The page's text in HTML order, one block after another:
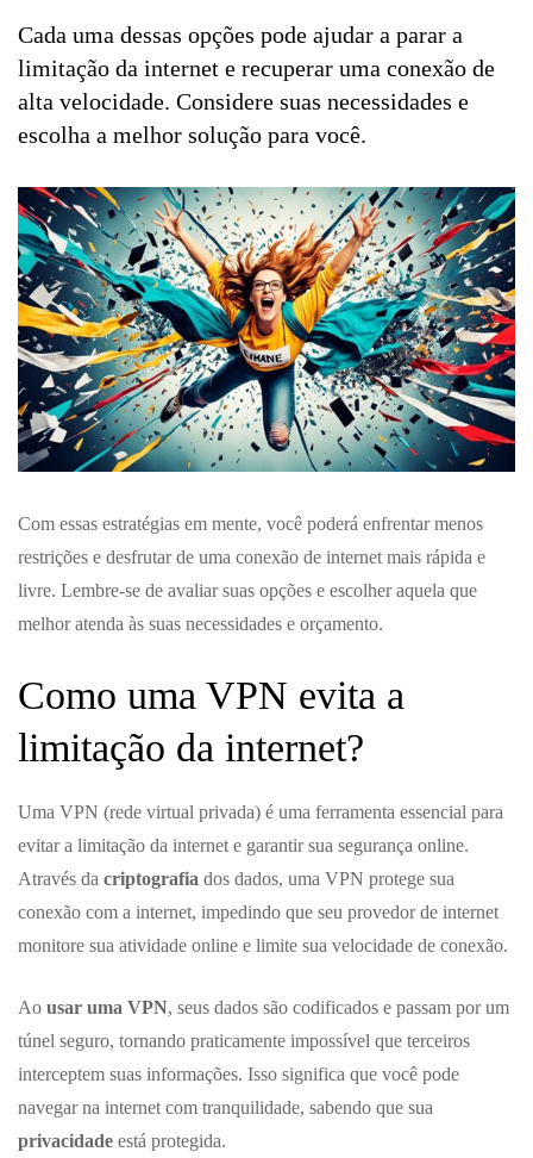
Cada uma dessas opções pode ajudar a parar a
limitação da internet e recuperar uma conexão de
alta velocidade. Considere suas necessidades e
escolha a melhor solução para você.
Com essas estratégias em mente, você poderá enfrentar menos
restrições e desfrutar de uma conexão de internet mais rápida e
livre. Lembre-se de avaliar suas opções e escolher aquela que
melhor atenda às suas necessidades e orçamento.
Como uma VPN evita a
limitação da internet?
Uma VPN (rede virtual privada) é uma ferramenta essencial para
evitar a limitação da internet e garantir sua segurança online.
Através da criptografia dos dados, uma VPN protege sua
conexão com a internet, impedindo que seu provedor de internet
monitore sua atividade online e limite sua velocidade de conexão.
Ao usar uma VPN, seus dados são codificados e passam por um
túnel seguro, tornando praticamente impossível que terceiros
interceptem suas informações. Isso significa que você pode
navegar na internet com tranquilidade, sabendo que sua
privacidade está protegida.